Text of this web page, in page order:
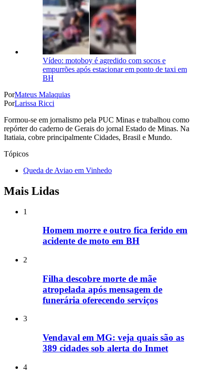
Vídeo: motoboy é agredido com socos e
empurrões após estacionar em ponto de taxi em
BH
PorMateus Malaquias
PorLarissa Ricci
Formou-se em jornalismo pela PUC Minas e trabalhou como
repórter do caderno de Gerais do jornal Estado de Minas. Na
Itatiaia, cobre principalmente Cidades, Brasil e Mundo.
Tópicos
Queda de Aviao em Vinhedo
Mais Lidas
1
Homem morre e outro fica ferido em
acidente de moto em BH
2
Filha descobre morte de mãe
atropelada após mensagem de
funerária oferecendo serviços
3
Vendaval em MG: veja quais são as
389 cidades sob alerta do Inmet
4